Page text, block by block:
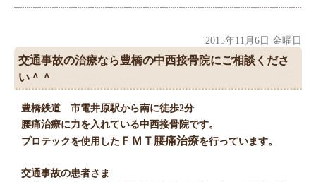
2015年11月6日 金曜日
交通事故の治療なら豊橋の中西接骨院にご相談くださ
い＾＾
豊橋鉄道 市電井原駅から南に徒歩2分
腰痛治療に力を入れている中西接骨院です。
プロテックを使用した ＦＭＴ腰痛治療を行っています。
交通事故の患者さま